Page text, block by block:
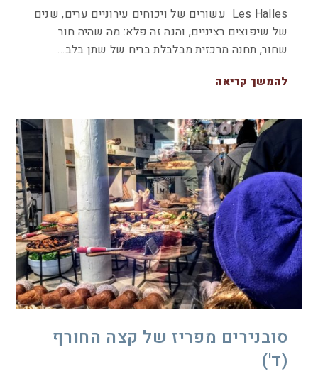
Les Halles עשורים של ויכוחים עירוניים ערים, שנים
של שיפוצים רציניים, והנה זה פלא: מה שהיה חור
שחור, תחנה מרכזית מבלבלת בריח של שתן בלב…
להמשך קריאה
סובנירים מפריז של קצה החורף
(ד')